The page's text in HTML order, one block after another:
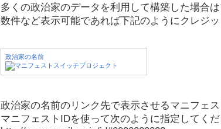
多くの政治家のデータを利用して構築した場合
数件など表示可能であれば下記のようにクレジ
政治家の名前
政治家の名前のリンク先で表示させるマニフェス
マニフェストIDを使って次のように指定してくだ